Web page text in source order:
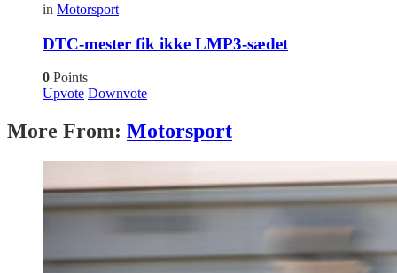
in Motorsport
DTC-mester fik ikke LMP3-sædet
0 Points
Upvote Downvote
More From: Motorsport